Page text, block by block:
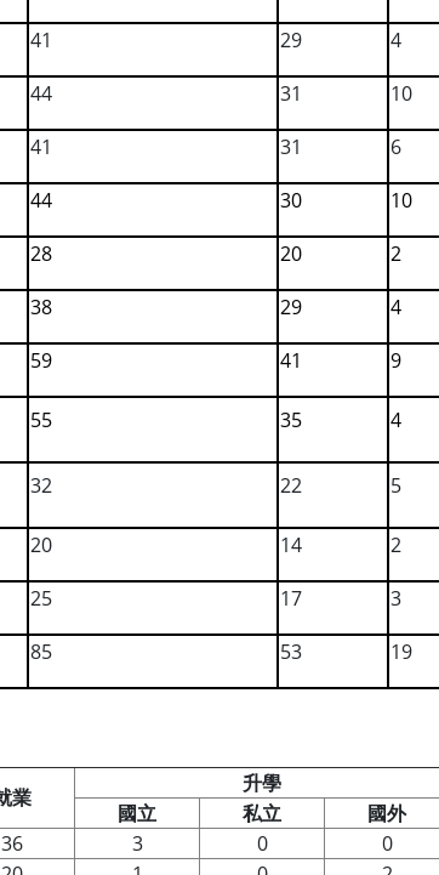
41 29 4
44 31 10
41 31 6
44 30 10
28 20 2
38 29 4
59 41 9
55 35 4
32 22 5
20 14 2
25 17 3
85 53 19
業
升學
國立 私立
國外
36 3 0 0